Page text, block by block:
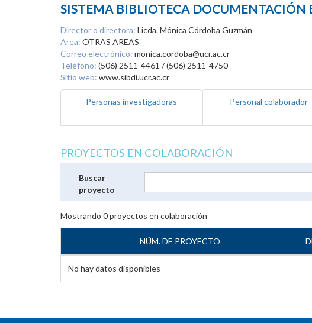
SISTEMA BIBLIOTECA DOCUMENTACIÓN
Director o directora: Licda. Mónica Córdoba Guzmán
Área: OTRAS AREAS
Correo electrónico: monica.cordoba@ucr.ac.cr
Teléfono: (506) 2511-4461 / (506) 2511-4750
Sitio web: www.sibdi.ucr.ac.cr
Personas investigadoras Personal colaborador
PROYECTOS EN COLABORACIÓN
Buscar
proyecto
Mostrando 0proyectos en colaboración
NÚM. DE PROYECTO
No hay datos disponibles